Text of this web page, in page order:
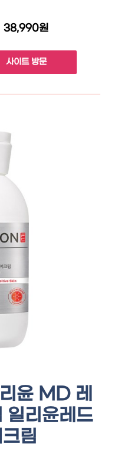
38,990원
사이트 방문
윤 MD 레
일리윤레드
림